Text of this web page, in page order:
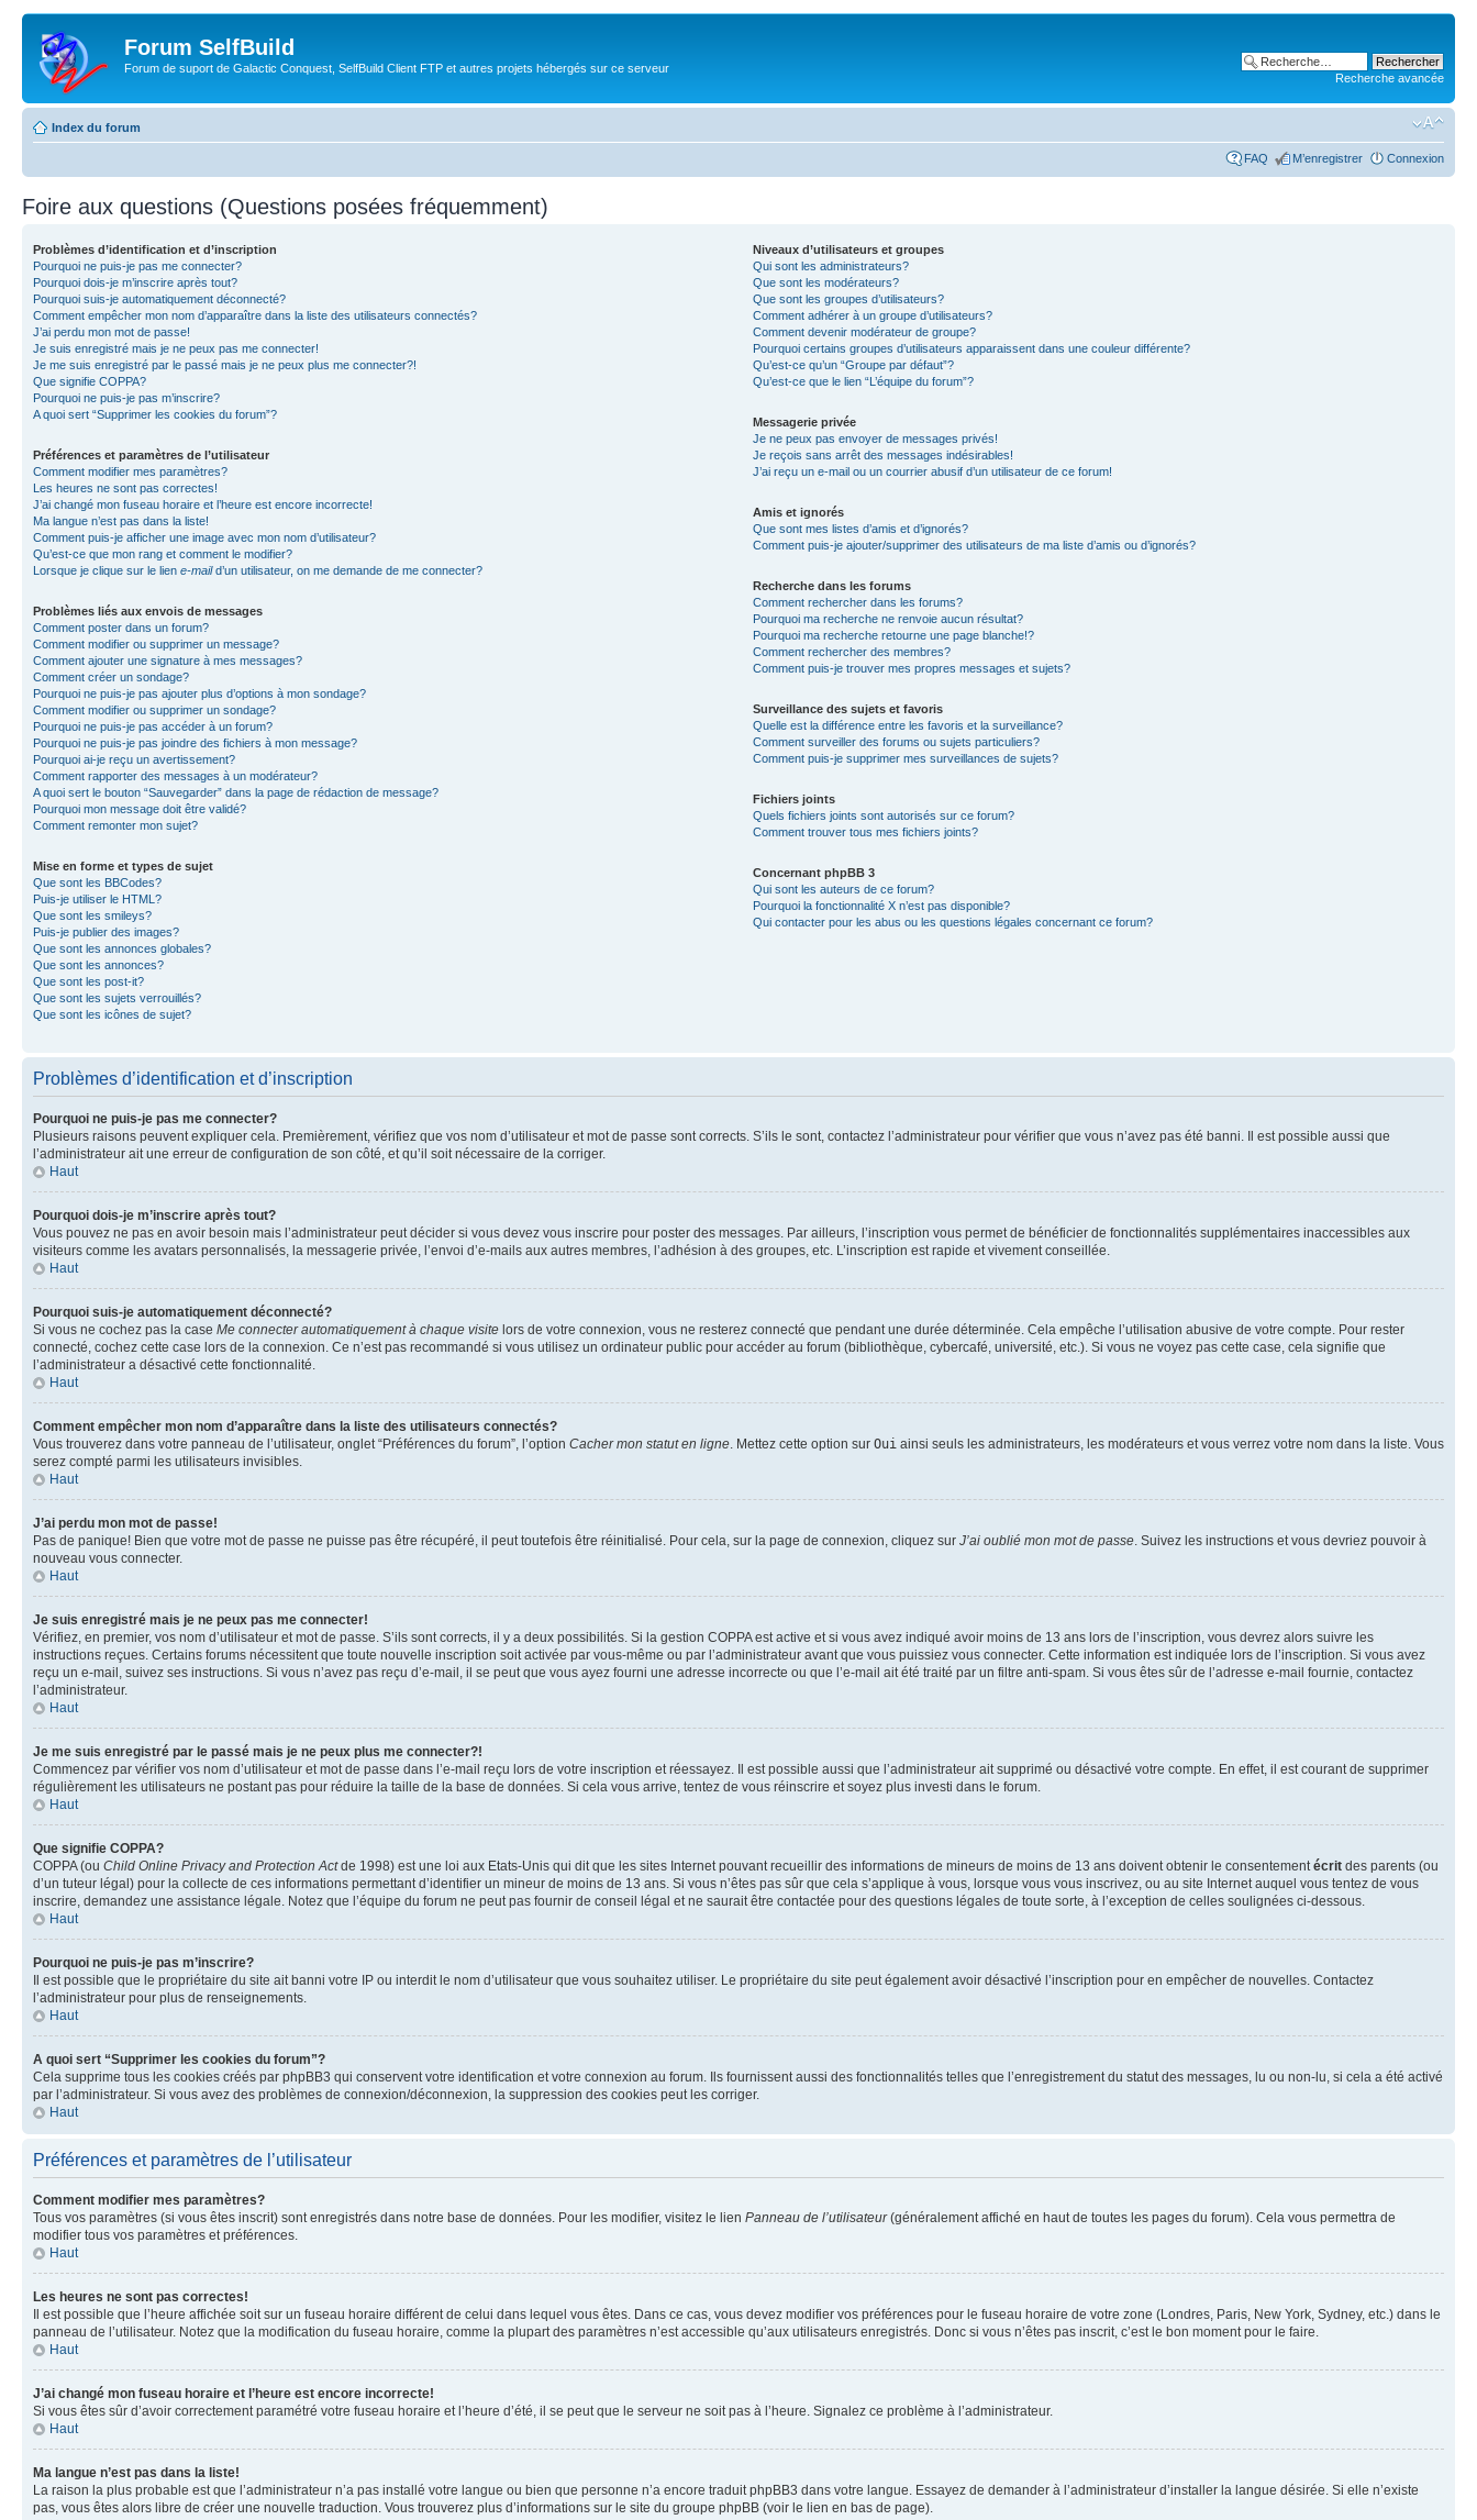
Forum SelfBuild
Forum de suport de Galactic Conquest, SelfBuild Client FTP et autres projets hébergés sur ce serveur
Recherche avancée
Index du forum
FAQ M’enregistrer Connexion
Foire aux questions (Questions posées fréquemment)
Problèmes d’identification et d’inscription
Pourquoi ne puis-je pas me connecter?
Pourquoi dois-je m’inscrire après tout?
Pourquoi suis-je automatiquement déconnecté?
Comment empêcher mon nom d’apparaître dans la liste des utilisateurs connectés?
J’ai perdu mon mot de passe!
Je suis enregistré mais je ne peux pas me connecter!
Je me suis enregistré par le passé mais je ne peux plus me connecter?!
Que signifie COPPA?
Pourquoi ne puis-je pas m’inscrire?
A quoi sert “Supprimer les cookies du forum”?
Préférences et paramètres de l’utilisateur
Comment modifier mes paramètres?
Les heures ne sont pas correctes!
J’ai changé mon fuseau horaire et l’heure est encore incorrecte!
Ma langue n’est pas dans la liste!
Comment puis-je afficher une image avec mon nom d’utilisateur?
Qu’est-ce que mon rang et comment le modifier?
Lorsque je clique sur le lien e-maild’un utilisateur, on me demande de me connecter?
Problèmes liés aux envois de messages
Comment poster dans un forum?
Comment modifier ou supprimer un message?
Comment ajouter une signature à mes messages?
Comment créer un sondage?
Pourquoi ne puis-je pas ajouter plus d’options à mon sondage?
Comment modifier ou supprimer un sondage?
Pourquoi ne puis-je pas accéder à un forum?
Pourquoi ne puis-je pas joindre des fichiers à mon message?
Pourquoi ai-je reçu un avertissement?
Comment rapporter des messages à un modérateur?
A quoi sert le bouton “Sauvegarder” dans la page de rédaction de message?
Pourquoi mon message doit être validé?
Comment remonter mon sujet?
Mise en forme et types de sujet
Que sont les BBCodes?
Puis-je utiliser le HTML?
Que sont les smileys?
Puis-je publier des images?
Que sont les annonces globales?
Que sont les annonces?
Que sont les post-it?
Que sont les sujets verrouillés?
Que sont les icônes de sujet?
Niveaux d’utilisateurs et groupes
Qui sont les administrateurs?
Que sont les modérateurs?
Que sont les groupes d’utilisateurs?
Comment adhérer à un groupe d’utilisateurs?
Comment devenir modérateur de groupe?
Pourquoi certains groupes d’utilisateurs apparaissent dans une couleur différente?
Qu’est-ce qu’un “Groupe par défaut”?
Qu’est-ce que le lien “L’équipe du forum”?
Messagerie privée
Je ne peux pas envoyer de messages privés!
Je reçois sans arrêt des messages indésirables!
J’ai reçu un e-mail ou un courrier abusif d’un utilisateur de ce forum!
Amis et ignorés
Que sont mes listes d’amis et d’ignorés?
Comment puis-je ajouter/supprimer des utilisateurs de ma liste d’amis ou d’ignorés?
Recherche dans les forums
Comment rechercher dans les forums?
Pourquoi ma recherche ne renvoie aucun résultat?
Pourquoi ma recherche retourne une page blanche!?
Comment rechercher des membres?
Comment puis-je trouver mes propres messages et sujets?
Surveillance des sujets et favoris
Quelle est la différence entre les favoris et la surveillance?
Comment surveiller des forums ou sujets particuliers?
Comment puis-je supprimer mes surveillances de sujets?
Fichiers joints
Quels fichiers joints sont autorisés sur ce forum?
Comment trouver tous mes fichiers joints?
Concernant phpBB 3
Qui sont les auteurs de ce forum?
Pourquoi la fonctionnalité X n’est pas disponible?
Qui contacter pour les abus ou les questions légales concernant ce forum?
Problèmes d’identification et d’inscription
Pourquoi ne puis-je pas me connecter?
Plusieurs raisons peuvent expliquer cela. Premièrement, vérifiez que vos nom d’utilisateur et mot de passe sont corrects. S’ils le sont, contactez l’administrateur pour vérifier que vous n’avez pas été banni. Il est possible aussi que
l’administrateur ait une erreur de configuration de son côté, et qu’il soit nécessaire de la corriger.
Haut
Pourquoi dois-je m’inscrire après tout?
Vous pouvez ne pas en avoir besoin mais l’administrateur peut décider si vous devez vous inscrire pour poster des messages. Par ailleurs, l’inscription vous permet de bénéficier de fonctionnalités supplémentaires inaccessibles aux
visiteurs comme les avatars personnalisés, la messagerie privée, l’envoi d’e-mails aux autres membres, l’adhésion à des groupes, etc. L’inscription est rapide et vivement conseillée.
Haut
Pourquoi suis-je automatiquement déconnecté?
Si vous ne cochez pas la case Me connecter automatiquement à chaque visite lors de votre connexion, vous ne resterez connecté que pendant une durée déterminée. Cela empêche l’utilisation abusive de votre compte. Pour rester
connecté, cochez cette case lors de la connexion. Ce n’est pas recommandé si vous utilisez un ordinateur public pour accéder au forum (bibliothèque, cybercafé, université, etc.). Si vous ne voyez pas cette case, cela signifie que
l’administrateur a désactivé cette fonctionnalité.
Haut
Comment empêcher mon nom d’apparaître dans la liste des utilisateurs connectés?
Vous trouverez dans votre panneau de l’utilisateur, onglet “Préférences du forum”, l’option Cacher mon statut en ligne. Mettez cette option sur Oui ainsi seuls les administrateurs, les modérateurs et vous verrez votre nom dans la liste. Vous
serez compté parmi les utilisateurs invisibles.
Haut
J’ai perdu mon mot de passe!
Pas de panique! Bien que votre mot de passe ne puisse pas être récupéré, il peut toutefois être réinitialisé. Pour cela, sur la page de connexion, cliquez sur J’ai oublié mon mot de passe. Suivez les instructions et vous devriez pouvoir à
nouveau vous connecter.
Haut
Je suis enregistré mais je ne peux pas me connecter!
Vérifiez, en premier, vos nom d’utilisateur et mot de passe. S’ils sont corrects, il y a deux possibilités. Si la gestion COPPA est active et si vous avez indiqué avoir moins de 13 ans lors de l’inscription, vous devrez alors suivre les
instructions reçues. Certains forums nécessitent que toute nouvelle inscription soit activée par vous-même ou par l’administrateur avant que vous puissiez vous connecter. Cette information est indiquée lors de l’inscription. Si vous avez
reçu un e-mail, suivez ses instructions. Si vous n’avez pas reçu d’e-mail, il se peut que vous ayez fourni une adresse incorrecte ou que l’e-mail ait été traité par un filtre anti-spam. Si vous êtes sûr de l’adresse e-mail fournie, contactez
l’administrateur.
Haut
Je me suis enregistré par le passé mais je ne peux plus me connecter?!
Commencez par vérifier vos nom d’utilisateur et mot de passe dans l’e-mail reçu lors de votre inscription et réessayez. Il est possible aussi que l’administrateur ait supprimé ou désactivé votre compte. En effet, il est courant de supprimer
régulièrement les utilisateurs ne postant pas pour réduire la taille de la base de données. Si cela vous arrive, tentez de vous réinscrire et soyez plus investi dans le forum.
Haut
Que signifie COPPA?
COPPA (ou Child Online Privacy and Protection Actde 1998) est une loi aux Etats-Unis qui dit que les sites Internet pouvant recueillir des informations de mineurs de moins de 13 ans doivent obtenir le consentementécrit des parents (ou
d’un tuteur légal) pour la collecte de ces informations permettant d’identifier un mineur de moins de 13 ans. Si vous n’êtes pas sûr que cela s’applique à vous, lorsque vous vous inscrivez, ou au site Internet auquel vous tentez de vous
inscrire, demandez une assistance légale. Notez que l’équipe du forum ne peut pas fournir de conseil légal et ne saurait être contactée pour des questions légales de toute sorte, à l’exception de celles soulignées ci-dessous.
Haut
Pourquoi ne puis-je pas m’inscrire?
Il est possible que le propriétaire du site ait banni votre IP ou interdit le nom d’utilisateur que vous souhaitez utiliser. Le propriétaire du site peut également avoir désactivé l’inscription pour en empêcher de nouvelles. Contactez
l’administrateur pour plus de renseignements.
Haut
A quoi sert “Supprimer les cookies du forum”?
Cela supprime tous les cookies créés par phpBB3 qui conservent votre identification et votre connexion au forum. Ils fournissent aussi des fonctionnalités telles que l’enregistrement du statut des messages, lu ou non-lu, si cela a été activé
par l’administrateur. Si vous avez des problèmes de connexion/déconnexion, la suppression des cookies peut les corriger.
Haut
Préférences et paramètres de l’utilisateur
Comment modifier mes paramètres?
Tous vos paramètres (si vous êtes inscrit) sont enregistrés dans notre base de données. Pour les modifier, visitez le lien Panneau de l’utilisateur(généralement affiché en haut de toutes les pages du forum). Cela vous permettra de
modifier tous vos paramètres et préférences.
Haut
Les heures ne sont pas correctes!
Il est possible que l’heure affichée soit sur un fuseau horaire différent de celui dans lequel vous êtes. Dans ce cas, vous devez modifier vos préférences pour le fuseau horaire de votre zone (Londres, Paris, New York, Sydney, etc.) dans le
panneau de l’utilisateur. Notez que la modification du fuseau horaire, comme la plupart des paramètres n’est accessible qu’aux utilisateurs enregistrés. Donc si vous n’êtes pas inscrit, c’est le bon moment pour le faire.
Haut
J’ai changé mon fuseau horaire et l’heure est encore incorrecte!
Si vous êtes sûr d’avoir correctement paramétré votre fuseau horaire et l’heure d’été, il se peut que le serveur ne soit pas à l’heure. Signalez ce problème à l’administrateur.
Haut
Ma langue n’est pas dans la liste!
La raison la plus probable est que l’administrateur n’a pas installé votre langue ou bien que personne n’a encore traduit phpBB3 dans votre langue. Essayez de demander à l’administrateur d’installer la langue désirée. Si elle n’existe
pas, vous êtes alors libre de créer une nouvelle traduction. Vous trouverez plus d’informations sur le site du groupe phpBB (voir le lien en bas de page).